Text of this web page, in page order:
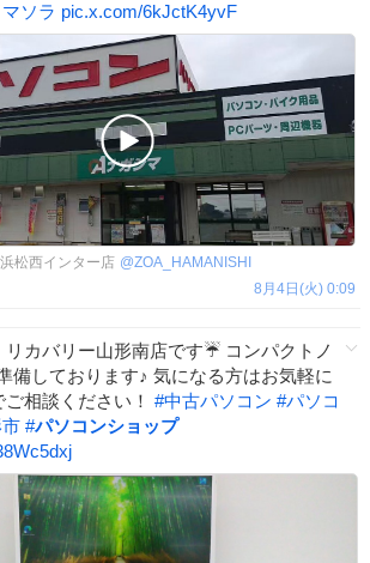
ソラ pic.x.com/6kJctK4yvF
松西インター店 @ZOA_HAMANISHI
8月4日(火) 0:09
リカバリー山形南店です☔️ コンパクトノ
備しております♪ 気になる方はお気軽に
相談ください！ #中古パソコン #パソコ
#パソコンショップ